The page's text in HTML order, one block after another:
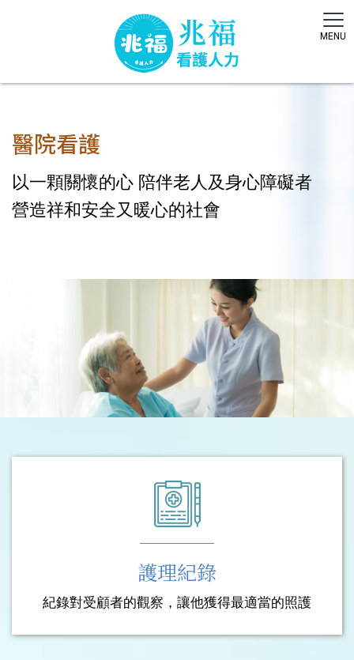
醫院看護
以一顆關懷的心 陪伴老人及身心障礙者
營造祥和安全又暖心的社會
護理紀錄
紀錄對受顧者的觀察，讓他獲得最適當的照護